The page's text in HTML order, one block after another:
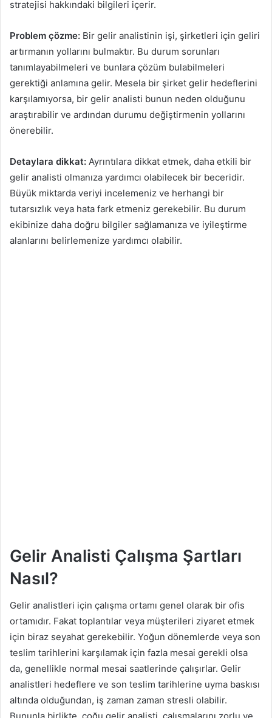
stratejisi hakkındaki bilgileri içerir.
Problem çözme: Bir gelir analistinin işi, şirketleri için geliri
artırmanın yollarını bulmaktır. Bu durum sorunları
tanımlayabilmeleri ve bunlara çözüm bulabilmeleri
gerektiği anlamına gelir. Mesela bir şirket gelir hedeflerini
karşılamıyorsa, bir gelir analisti bunun neden olduğunu
araştırabilir ve ardından durumu değiştirmenin yollarını
önerebilir.
Detaylara dikkat: Ayrıntılara dikkat etmek, daha etkili bir
gelir analisti olmanıza yardımcı olabilecek bir beceridir.
Büyük miktarda veriyi incelemeniz ve herhangi bir
tutarsızlık veya hata fark etmeniz gerekebilir. Bu durum
ekibinize daha doğru bilgiler sağlamanıza ve iyileştirme
alanlarını belirlemenize yardımcı olabilir.
Gelir Analisti Çalışma Şartları
Nasıl?
Gelir analistleri için çalışma ortamı genel olarak bir ofis
ortamıdır. Fakat toplantılar veya müşterileri ziyaret etmek
için biraz seyahat gerekebilir. Yoğun dönemlerde veya son
teslim tarihlerini karşılamak için fazla mesai gerekli olsa
da, genellikle normal mesai saatlerinde çalışırlar. Gelir
analistleri hedeflere ve son teslim tarihlerine uyma baskısı
altında olduğundan, iş zaman zaman stresli olabilir.